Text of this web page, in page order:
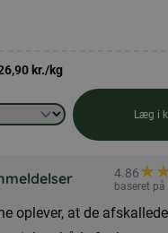
kr./kg
Læg i
4.86★
baseret
oplever, at de